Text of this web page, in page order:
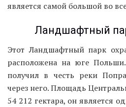
является самой большой во
Ландшафтный
Этот Ландшафтный парк
расположена на юге
получил в честь реки
через него. Площадь
54 212 гектара, он является